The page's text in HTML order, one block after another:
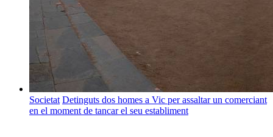
Societat Detinguts dos homes a Vic per assaltar un comerciant
en el moment de tancar el seu establiment